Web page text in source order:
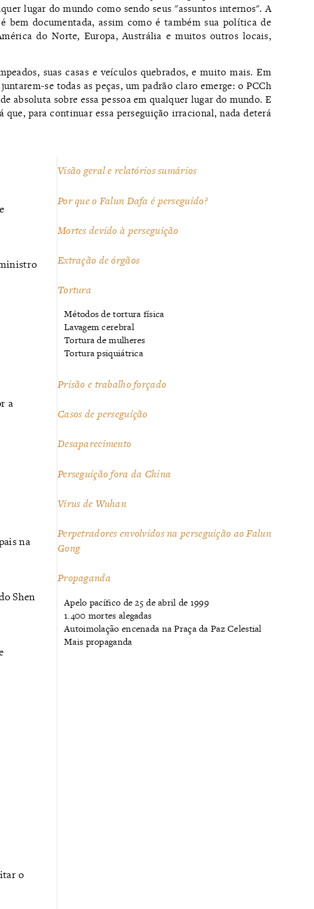
lugar do mundo como sendo seus "assuntos internos". A
bem documentada, assim como é também sua política de
do Norte, Europa, Austrália e muitos outros locais,
suas casas e veículos quebrados, e muito mais. Em
se todas as peças, um padrão claro emerge: o PCCh
absoluta sobre essa pessoa em qualquer lugar do mundo. E
para continuar essa perseguição irracional, nada deterá
Visão geral e relatórios sumários
Por que o Falun Dafa é perseguido?
Mortes devido à perseguição
Extração de órgãos
Tortura
Métodos de tortura física
Lavagem cerebral
Tortura de mulheres
Tortura psiquiátrica
Prisão e trabalho forçado
Casos de perseguição
Desaparecimento
Perseguição fora da China
Vírus de Wuhan
Perpetradores envolvidos na perseguição ao Falun
Gong
Propaganda
Apelo pacífico de 25 de abril de 1999
1.400 mortes alegadas
Autoimolação encenada na Praça da Paz Celestial
Mais propaganda
a
na
Shen
o